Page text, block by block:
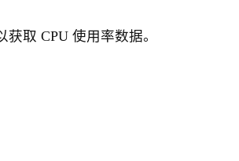
获取 CPU 使用率数据。